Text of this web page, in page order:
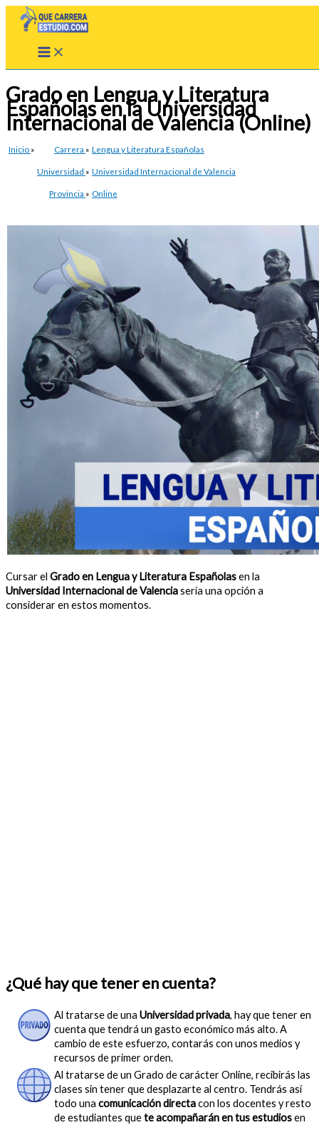
Grado en Lengua y Literatura
Españolas en la Universidad
Internacional de Valencia (Online)
Inicio » Carrera » Lengua y Literatura Españolas
Universidad » Universidad Internacional de Valencia
Provincia » Online
Cursar el Grado en Lengua y Literatura Españolasen la
Universidad Internacional de Valenciasería una opción a
considerar en estos momentos.
¿Qué hay que tener en cuenta?
Al tratarse de una Universidad privada, hay que tener en
cuenta que tendrá un gasto económico más alto. A
cambio de este esfuerzo, contarás con unos medios y
recursos de primer orden.
Al tratarse de un Grado de carácter Online, recibirás las
clases sin tener que desplazarte al centro. Tendrás así
todo una comunicación directacon los docentes y resto
de estudiantes quete acompañarán en tus estudiosen